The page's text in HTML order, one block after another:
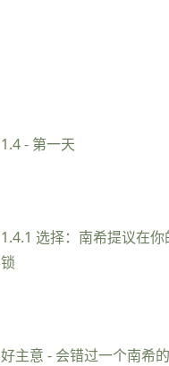
1.4 - 第一天
1.4.1 选择：南希提议在
锁
好主意 - 会错过一个南希